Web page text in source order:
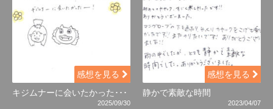
感想を見る
キジムナーに会いたかった･･･
2025/09/30
感想を見る
静かで素敵な時間
2023/04/07